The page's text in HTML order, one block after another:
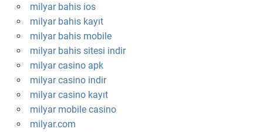
milyar bahis ios
milyar bahis kayıt
milyar bahis mobile
milyar bahis sitesi indir
milyar casino apk
milyar casino indir
milyar casino kayıt
milyar mobile casino
milyar.com